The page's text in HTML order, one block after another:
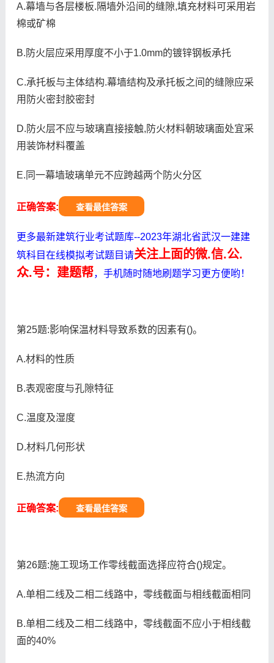
A.幕墙与各层楼板.隔墙外沿间的缝隙,填充材料可采用岩
棉或矿棉
B.防火层应采用厚度不小于1.0mm的镀锌钢板承托
C.承托板与主体结构.幕墙结构及承托板之间的缝隙应采
用防火密封胶密封
D.防火层不应与玻璃直接接触,防火材料朝玻璃面处宜采
用装饰材料覆盖
E.同一幕墙玻璃单元不应跨越两个防火分区
正确答案: 查看最佳答案
更多最新建筑行业考试题库--2023年湖北省武汉一建建
筑科目在线模拟考试题目请关注上面的微.信.公.
众.号：建题帮，手机随时随地刷题学习更方便哟！
第25题:影响保温材料导致系数的因素有()。
A.材料的性质
B.表观密度与孔隙特征
C.温度及湿度
D.材料几何形状
E.热流方向
正确答案: 查看最佳答案
第26题:施工现场工作零线截面选择应符合()规定。
A.单相二线及二相二线路中，零线截面与相线截面相同
B.单相二线及二相二线路中，零线截面不应小于相线截
面的40%